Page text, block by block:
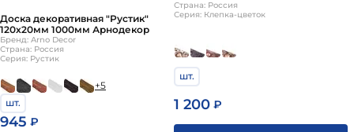
Доска декоративная "Рустик"
120х20мм 1000мм Арнодекор
Бренд: Arno Decor
Страна: Россия
Серия: Рустик
+5
шт.
945 ₽
Страна: Россия
Серия: Клепка-цветок
шт.
1 200 ₽